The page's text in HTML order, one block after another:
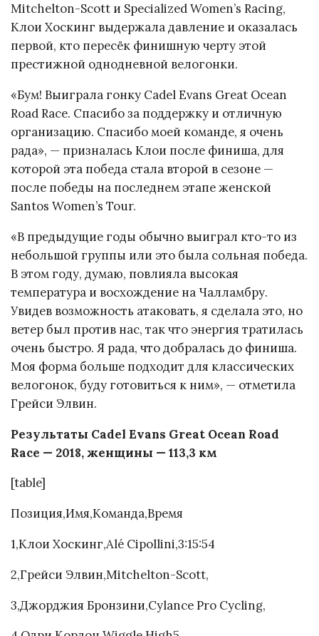
Mitchelton-Scott и Specialized Women’s Racing,
Клои Хоскинг выдержала давление и оказалась
первой, кто пересёк финишную черту этой
престижной однодневной велогонки.
«Бум! Выиграла гонку Cadel Evans Great Ocean
Road Race. Спасибо за поддержку и отличную
организацию. Спасибо моей команде, я очень
рада», — призналась Клои после финиша, для
которой эта победа стала второй в сезоне —
после победы на последнем этапе женской
Santos Women’s Tour.
«В предыдущие годы обычно выиграл кто-то из
небольшой группы или это была сольная победа.
В этом году, думаю, повлияла высокая
температура и восхождение на Чалламбру.
Увидев возможность атаковать, я сделала это, но
ветер был против нас, так что энергия тратилась
очень быстро. Я рада, что добралась до финиша.
Моя форма больше подходит для классических
велогонок, буду готовиться к ним», — отметила
Грейси Элвин.
Результаты Cadel Evans Great Ocean Road
Race — 2018, женщины — 113,3 км
[table]
Позиция,Имя,Команда,Время
1,Клои Хоскинг,Alé Cipollini,3:15:54
2,Грейси Элвин,Mitchelton-Scott,
3,Джорджия Бронзини,Cylance Pro Cycling,